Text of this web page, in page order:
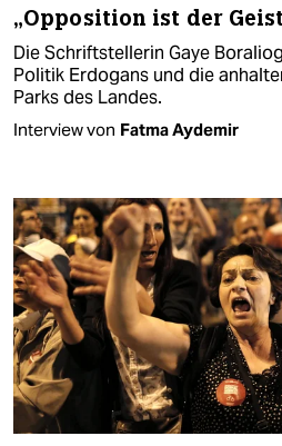
„Opposition ist der
Die Schriftstellerin Gaye
Politik Erdogans und die
Parks des Landes.
Interview von Fatma Aydemir